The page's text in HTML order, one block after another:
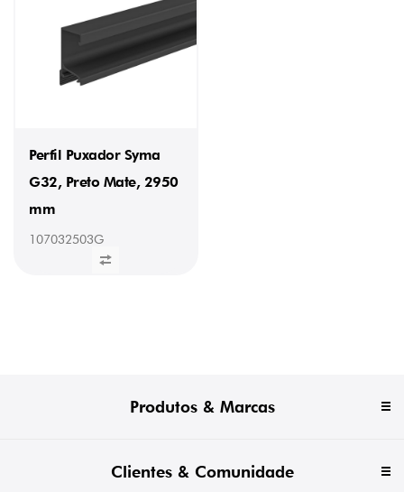
Perfil Puxador Syma
G32, Preto Mate, 2950
mm
107032503G
Produtos & Marcas
Clientes & Comunidade